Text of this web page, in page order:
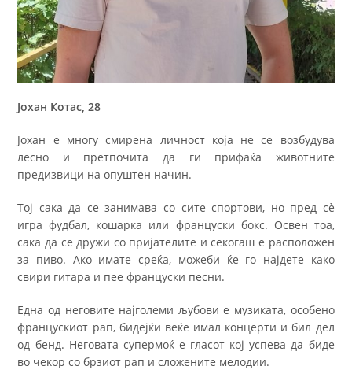
Јохан Котас, 28
Јохан е многу смирена личност која не се возбудува
лесно и претпочита да ги прифаќа животните
предизвици на опуштен начин.
Тој сака да се занимава со сите спортови, но пред сè
игра фудбал, кошарка или француски бокс. Освен тоа,
сака да се дружи со пријателите и секогаш е расположен
за пиво. Ако имате среќа, можеби ќе го најдете како
свири гитара и пее француски песни.
Една од неговите најголеми љубови е музиката, особено
францускиот рап, бидејќи веќе имал концерти и бил дел
од бенд. Неговата супермоќ е гласот кој успева да биде
во чекор со брзиот рап и сложените мелодии.